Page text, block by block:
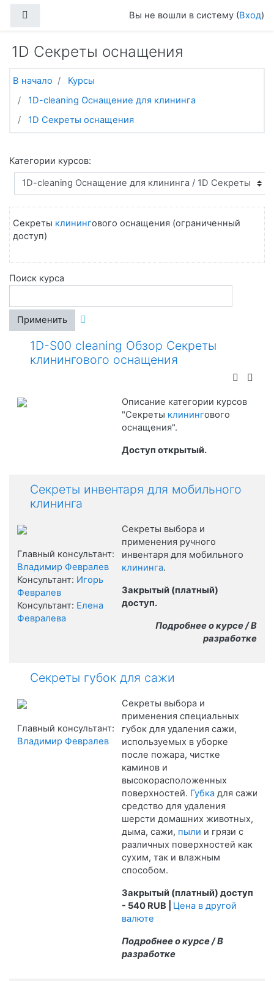
Вы не вошли в систему (Вход)
1D Секреты оснащения
В начало
Курсы
1D-cleaning Оснащение для клининга
1D Секреты оснащения
Категории курсов:
Секреты клинингового оснащения (ограниченный
доступ)
Поиск курса
Применить
1D-S00 cleaning Обзор Секреты
клинингового оснащения
Описание категории курсов
"Секреты клинингового
оснащения".
Доступ открытый.
Секреты инвентаря для мобильного
клининга
Секреты выбора и
применения ручного
инвентаря для мобильного
клининга.
Закрытый (платный)
доступ.
Подробнее о курсе / В
разработке
Главный консультант:
Владимир Февралев
Консультант: Игорь
Февралев
Консультант: Елена
Февралева
Секреты губок для сажи
Секреты выбора и
применения специальных
губок для удаления сажи,
используемых в уборке
после пожара, чистке
каминов и
высокорасположенных
поверхностей. Губка для сажи
средство для удаления
шерсти домашних животных,
дыма, сажи, пыли и грязи с
различных поверхностей как
сухим, так и влажным
способом.
Закрытый (платный) доступ
- 540 RUB | Цена в другой
валюте
Подробнее о курсе / В
разработке
Главный консультант:
Владимир Февралев